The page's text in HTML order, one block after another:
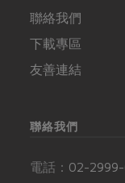
聯絡我們
下載專區
友善連結
聯絡我們
電話： 02-2999-